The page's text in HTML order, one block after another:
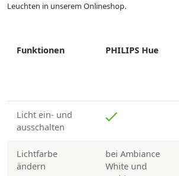
Leuchten in unserem Onlineshop.
Funktionen PHILIPS Hue
Licht ein- und
ausschalten
Lichtfarbe
ändern
bei Ambiance
White und